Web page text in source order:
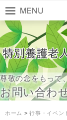
尊敬の念をもって
お問い合わ
ホーム >行事・イベン